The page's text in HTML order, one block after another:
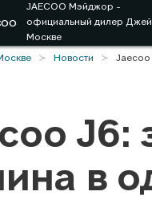
JAECOO Мэйджор -
официальный дилер
Москве
Новости Jaecoo
J6:
в